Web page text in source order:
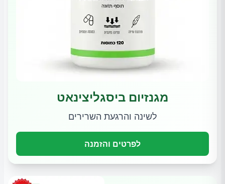
מגנזיום ביסגליצינאט
לשינה והרגעת השרירים
לפרטים והזמנה